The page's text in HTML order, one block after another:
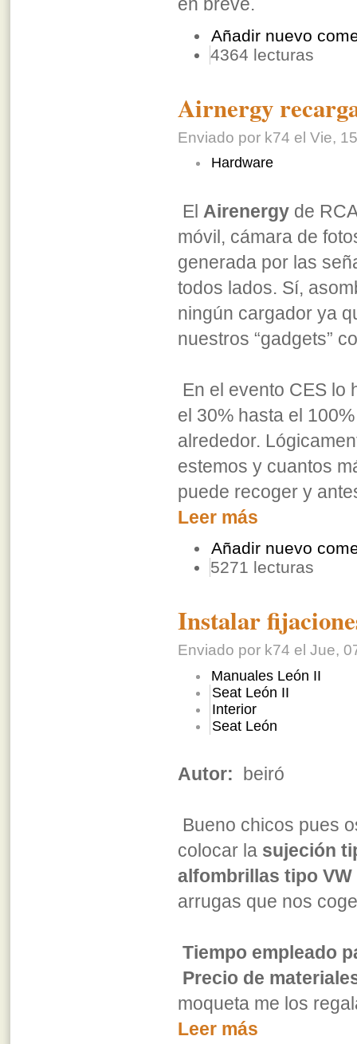
Añadir nuevo
4364 lecturas
Airnergy
Enviado por k74 el Vie,
Hardware
El Airenergy de
móvil, cámara de
generada por las
todos lados. Sí,
ningún cargador ya
nuestros “gadgets”
En el evento CES lo
el 30% hasta el
alrededor.
estemos y cuantos
puede recoger y
Leer más
Añadir nuevo
5271 lecturas
Instalar
Enviado por k74 el Jue,
Manuales León II
Seat León II
Interior
Seat León
Autor: beiró
Bueno chicos pues
colocar la sujeción
alfombrillas tipo VW
arrugas que nos
Tiempo empleado
Precio de
moqueta me los
Leer más